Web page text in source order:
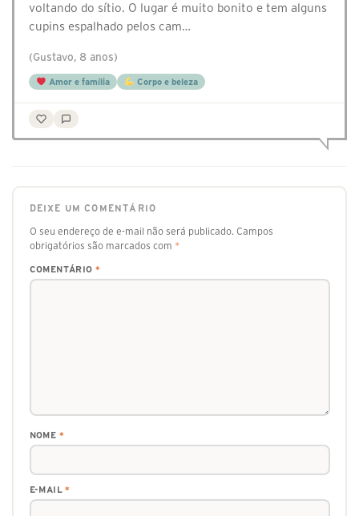
voltando do sítio. O lugar é muito bonito e tem alguns
cupins espalhado pelos cam…
(Gustavo, 8 anos)
Amor e família Corpo e beleza
DEIXE UM COMENTÁRIO
O seu endereço de e-mail não será publicado. Campos
obrigatórios são marcados com *
COMENTÁRIO *
NOME *
E-MAIL*